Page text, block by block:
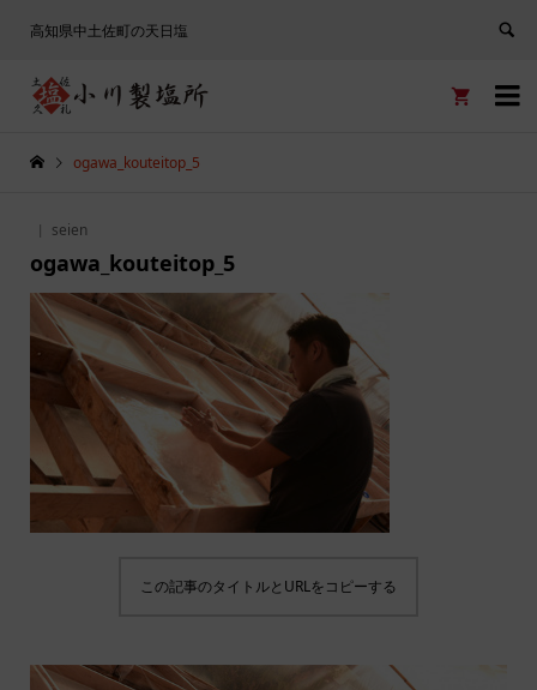
高知県中土佐町の天日塩


ogawa_kouteitop_5
seien
ogawa_kouteitop_5
この記事のタイトルとURLをコピーする